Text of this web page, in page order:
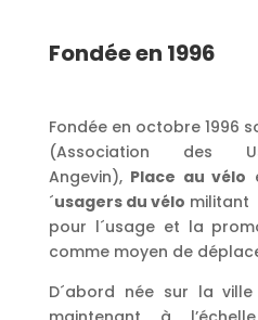
Fondée en 1996
Fondée en octobre 1996
(Association des
Angevin), Place au vélo
´usagers du vélo militant
pour l´usage et la
comme moyen de
D´abord née sur la